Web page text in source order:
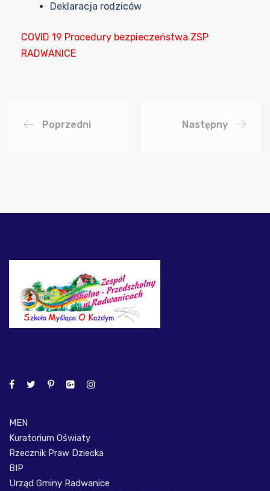
Deklaracja rodziców
COVID 19 Procedury bezpieczeństwa ZSP
RADWANICE
Poprzedni Następny
MEN
Kuratorium Oświaty
Rzecznik Praw Dziecka
BIP
Urząd Gminy Radwanice